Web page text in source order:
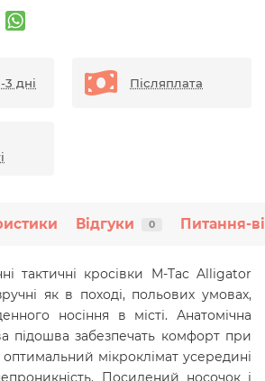
3 дні Післяплата
Відгуки 0 Питання-
тактичні кросівки M-Tac Alligator
як в поході, польових умовах,
носіння в місті. Анатомічна
підошва забезпечать комфорт при
мікроклімат усередині
. Посилений носочок і